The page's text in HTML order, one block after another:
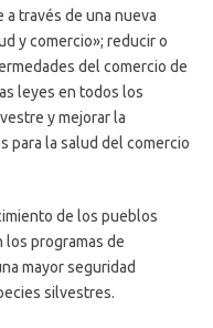
través de una nueva
y comercio»; reducir o
del comercio de
leyes en todos los
y mejorar la
para la salud del comercio
de los pueblos
los programas de
mayor seguridad
silvestres.